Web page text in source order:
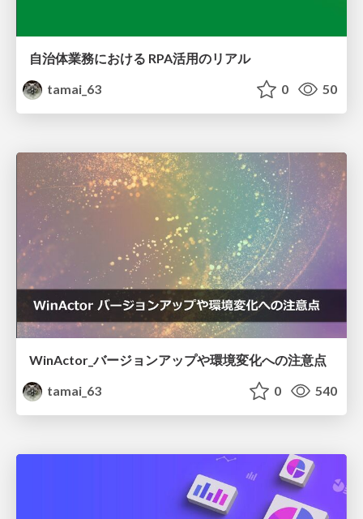
自治体業務における RPA活用のリアル
tamai_63
0 50
WinActor_バージョンアップや環境変化への注意点
tamai_63
0 540